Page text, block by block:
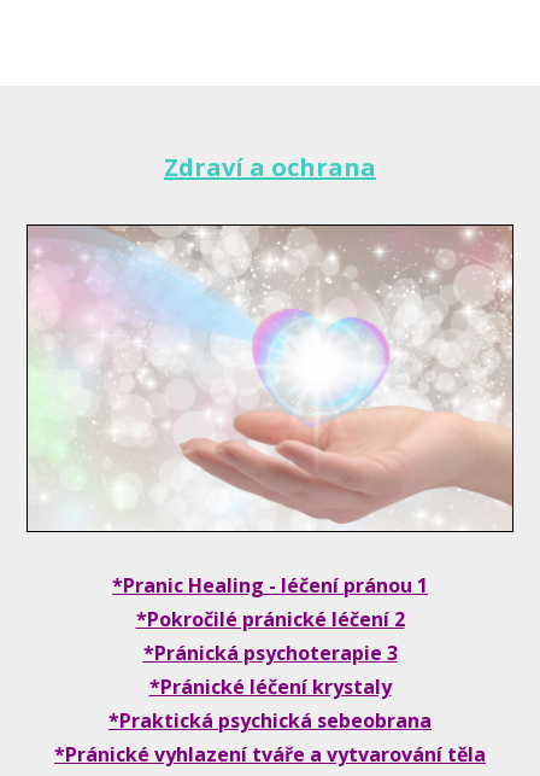
Zdraví a ochrana
*Pranic Healing - léčení pránou 1
*Pokročilé pránické léčení 2
*Pránická psychoterapie 3
*Pránické léčení krystaly
*Praktická psychická sebeobrana
*Pránické vyhlazení tváře a vytvarování těla